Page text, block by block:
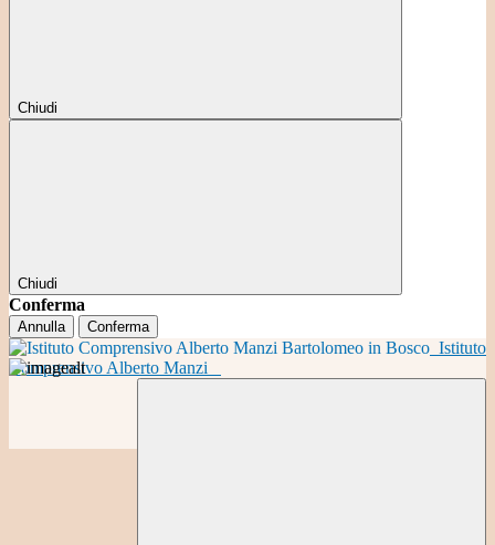
Chiudi
Chiudi
Conferma
Annulla Conferma
Istituto
Comprensivo Alberto Manzi